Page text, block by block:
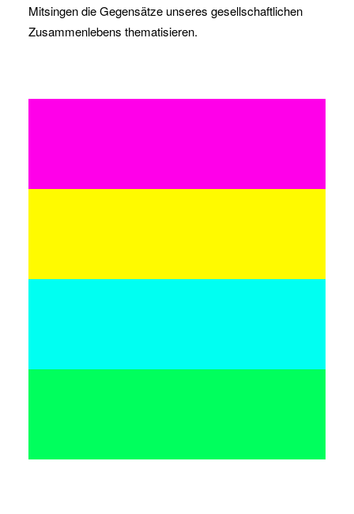
Mitsingen die Gegensätze unseres gesellschaftlichen
Zusammenlebens thematisieren.